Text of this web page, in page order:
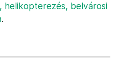
helikopterezés, belvárosi
.